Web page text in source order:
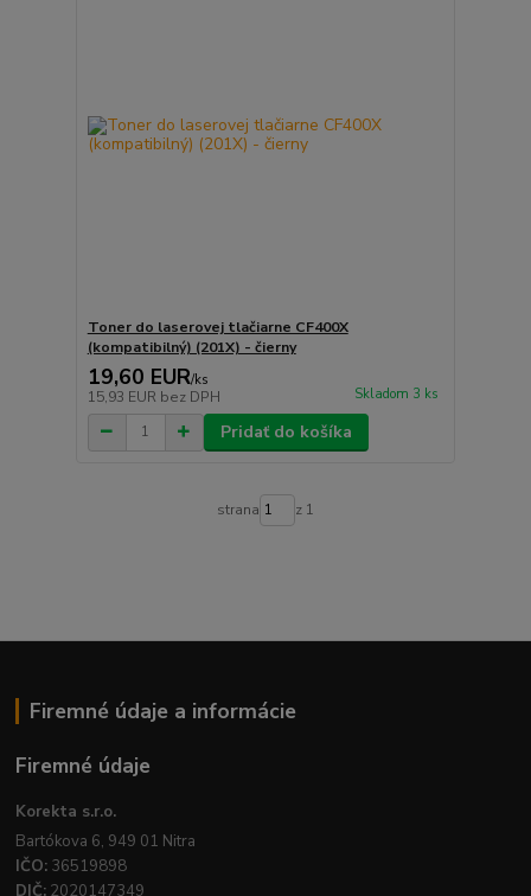
Toner do laserovej tlačiarne CF400X
(kompatibilný) (201X) - čierny
19,60 EUR/ks
15,93 EUR bez DPH Skladom 3 ks
Pridať do košíka
strana z 1
Firemné údaje a informácie
Firemné údaje
Korekta s.r.o.
Bartókova 6, 949 01 Nitra
IČO: 36519898
DIČ: 2020147349